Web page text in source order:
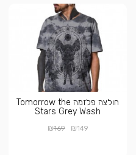
חולצה פלזמה Tomorrow the
Stars Grey Wash
₪149
₪169